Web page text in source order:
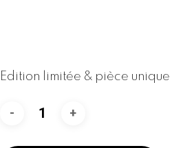
Edition limitée & pièce unique